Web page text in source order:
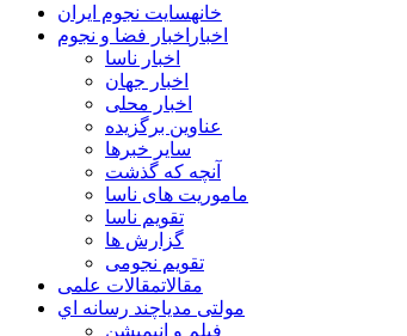
خانهسایت نجوم ایران
اخبار اخبار فضا و نجوم
اخبار ناسا
اخبار جهان
اخبار محلی
عناوین برگزیده
سایر خبرها
آنچه که گذشت
ماموریت های ناسا
تقویم ناسا
گزارش ها
تقویم نجومی
مقالاتمقالات علمی
مولتی مدیاچند رسانه اي
فیلم و انیمیشن